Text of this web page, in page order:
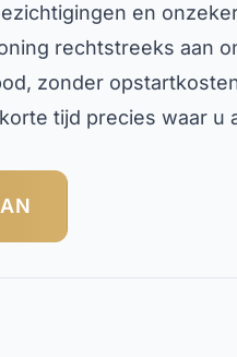
en
rechtstreeks aan
zonder
tijd precies waar u